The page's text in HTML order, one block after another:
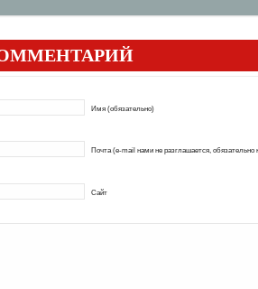
Имя (обязательно)
Почта (e-mail нами не разглашается, обязательно
Сайт